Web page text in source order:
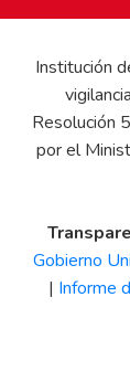
Institución
Resolución
por el
Gobierno
| Informe